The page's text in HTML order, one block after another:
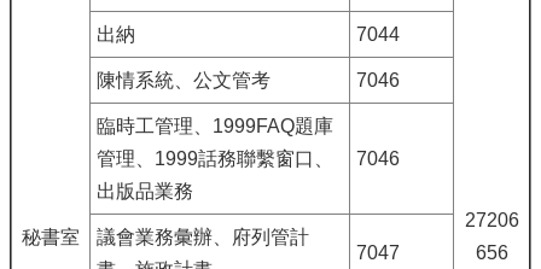
秘書室
27206
656
出納 7044
陳情系統、公文管考 7046
臨時工管理、1999FAQ題庫
管理、1999話務聯繫窗口、
出版品業務
7046
議會業務彙辦、府列管計
7047